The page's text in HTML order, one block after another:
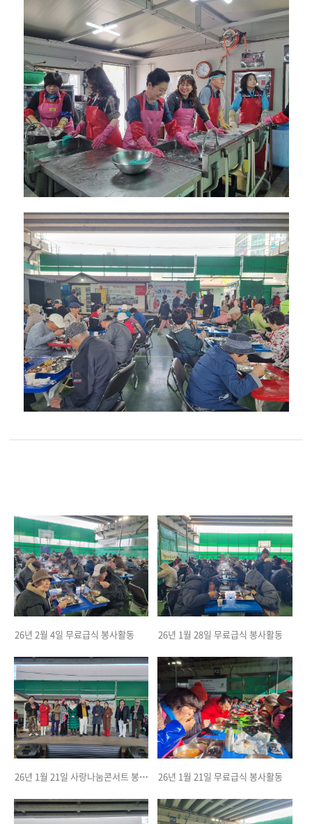
26년 2월 4일 무료급식 봉사활동 26년 1월 28일 무료급식 봉사활동
26년 1월 21일 사랑나눔콘서트 봉사활동 26년 1월 21일 무료급식 봉사활동